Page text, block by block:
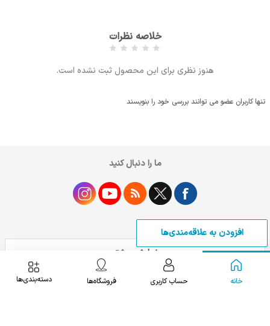
افزودن به علاقه‌مندی‌ها
خلاصه نظرات
هنوز نظری برای این محصول ثبت نشده است.
تنها کاربران عضو می توانند بررسی خود را بنویسند
خانه حساب کاربری فروشگاه‌ها دسته‌بندی‌ها
ما را دنبال کنید
نمایش بیشتر